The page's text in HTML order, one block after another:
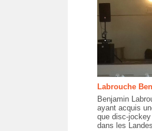
Labrouche
Benjamin
ayant acquis
que disc-jockey
dans les